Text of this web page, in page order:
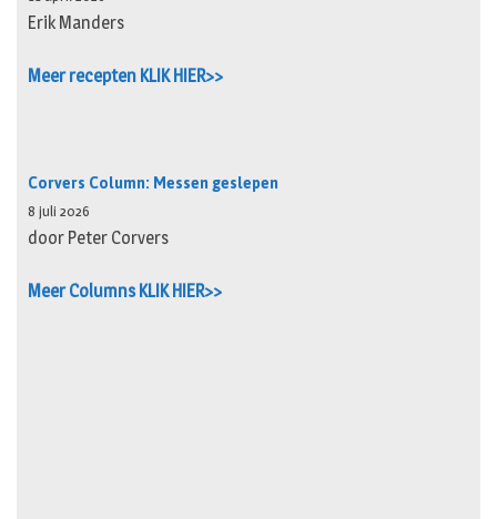
Erik Manders
Meer recepten KLIK HIER>>
Corvers Column: Messen geslepen
8 juli 2026
door Peter Corvers
Meer Columns KLIK HIER>>